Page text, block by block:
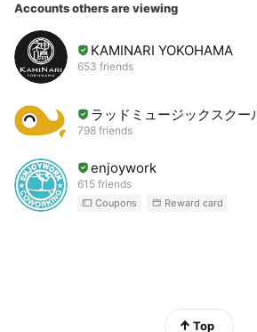
Accounts others are viewing
KAMINARI YOKOHAMA
653 friends
ラッドミュージックスクー
798 friends
enjoywork
615 friends
Coupons Reward card
Top